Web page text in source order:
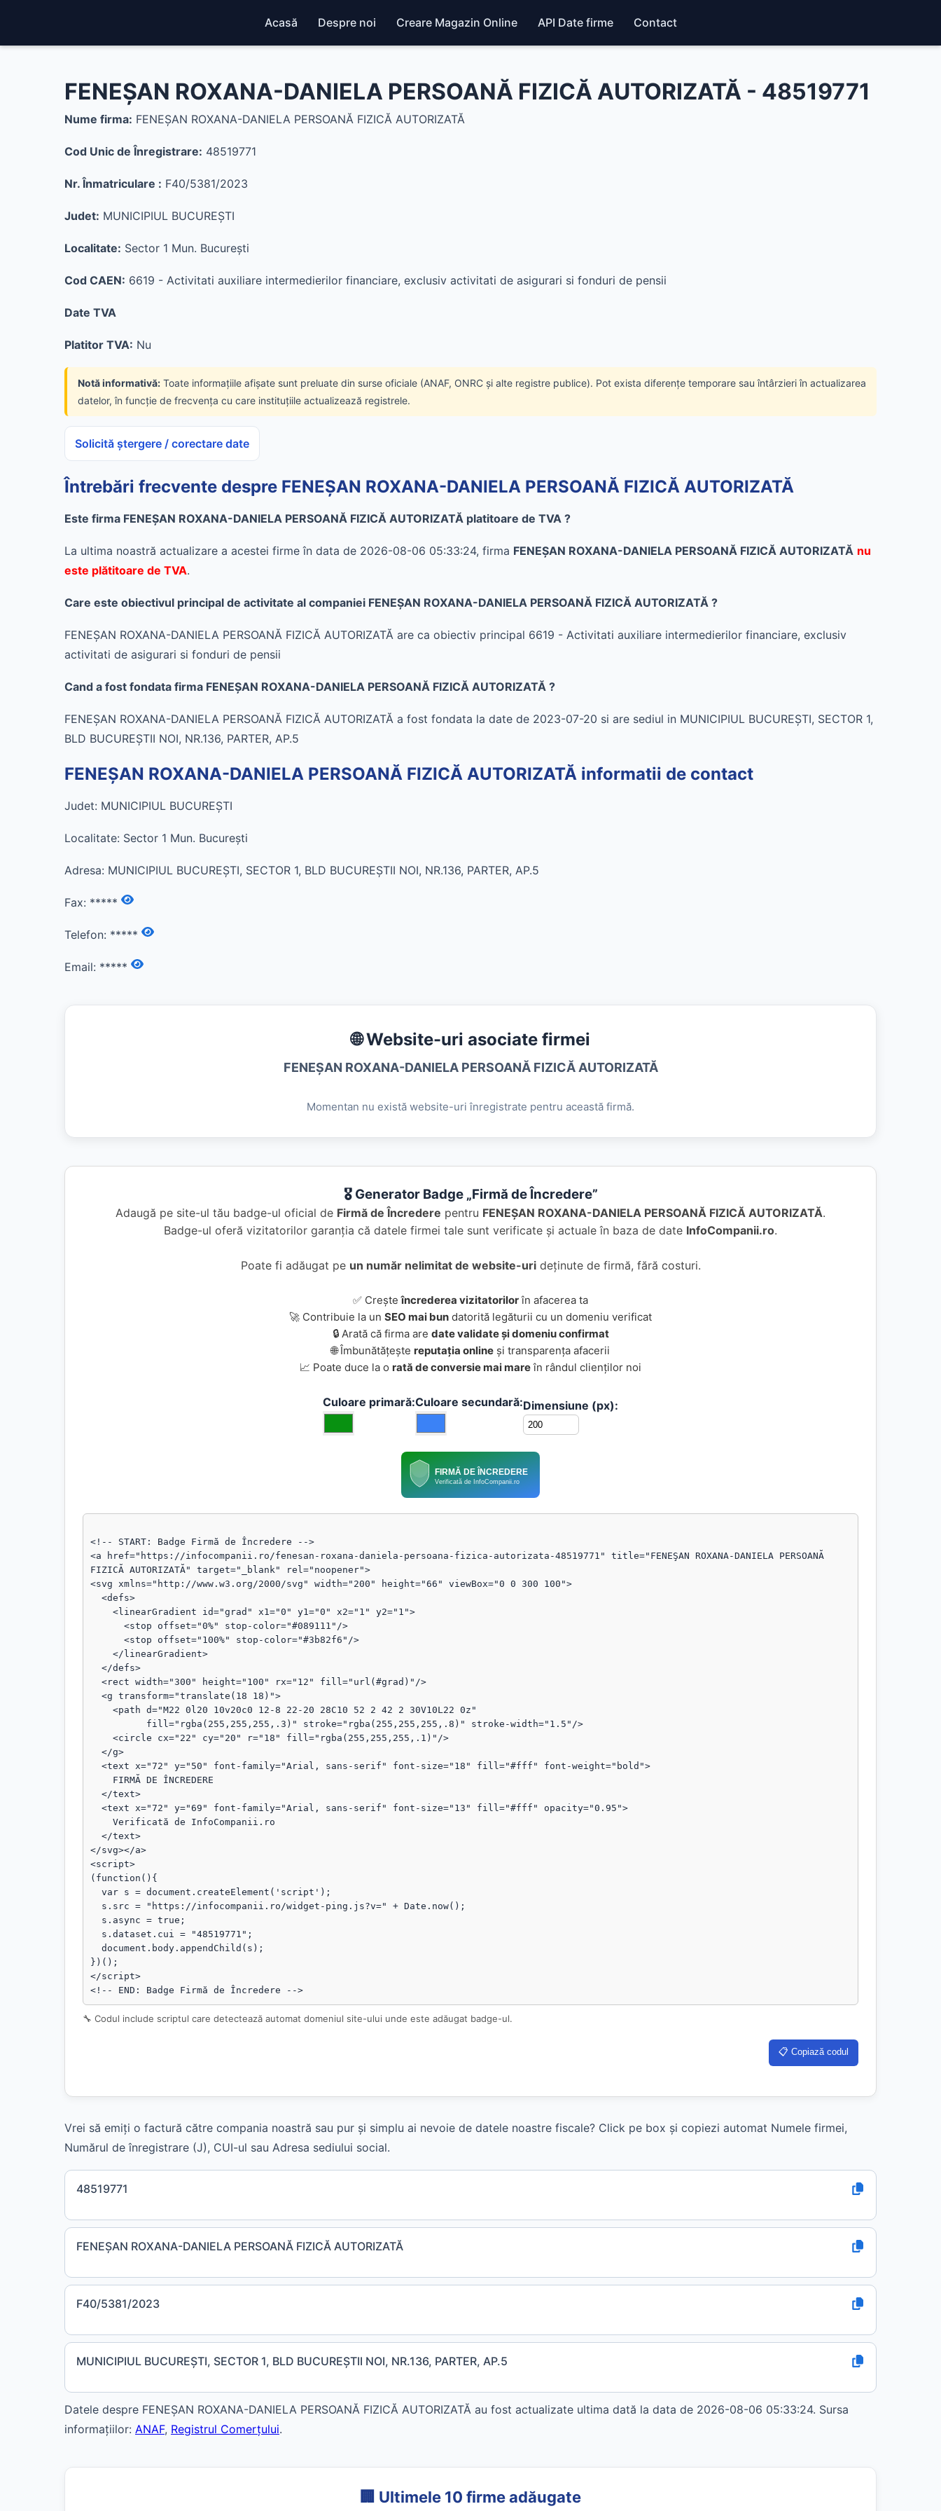
Acasă Despre noi Creare Magazin Online API Date firme Contact
FENEŞAN ROXANA-DANIELA PERSOANĂ FIZICĂ AUTORIZATĂ - 48519771
Nume firma: FENEŞAN ROXANA-DANIELA PERSOANĂ FIZICĂ AUTORIZATĂ
Cod Unic de Înregistrare: 48519771
Nr. Înmatriculare : F40/5381/2023
Judet: MUNICIPIUL BUCUREŞTI
Localitate: Sector 1 Mun. Bucureşti
Cod CAEN: 6619 - Activitati auxiliare intermedierilor financiare, exclusiv activitati de asigurari si fonduri de pensii
Date TVA
Platitor TVA: Nu
Notă informativă: Toate informațiile afișate sunt preluate din surse oficiale (ANAF, ONRC și alte registre publice). Pot exista diferențe temporare sau întârzieri în actualizarea
datelor, în funcție de frecvența cu care instituțiile actualizează registrele.
Solicită ștergere / corectare date
Întrebări frecvente despre FENEŞAN ROXANA-DANIELA PERSOANĂ FIZICĂ AUTORIZATĂ
Este firma FENEŞAN ROXANA-DANIELA PERSOANĂ FIZICĂ AUTORIZATĂ platitoare de TVA ?
La ultima noastră actualizare a acestei firme în data de 2026-08-06 05:33:24, firma FENEŞAN ROXANA-DANIELA PERSOANĂ FIZICĂ AUTORIZATĂ nu
este plătitoare de TVA.
Care este obiectivul principal de activitate al companiei FENEŞAN ROXANA-DANIELA PERSOANĂ FIZICĂ AUTORIZATĂ ?
FENEŞAN ROXANA-DANIELA PERSOANĂ FIZICĂ AUTORIZATĂ are ca obiectiv principal 6619 - Activitati auxiliare intermedierilor financiare, exclusiv
activitati de asigurari si fonduri de pensii
Cand a fost fondata firma FENEŞAN ROXANA-DANIELA PERSOANĂ FIZICĂ AUTORIZATĂ ?
FENEŞAN ROXANA-DANIELA PERSOANĂ FIZICĂ AUTORIZATĂ a fost fondata la date de 2023-07-20 si are sediul in MUNICIPIUL BUCUREŞTI, SECTOR 1,
BLD BUCUREŞTII NOI, NR.136, PARTER, AP.5
FENEŞAN ROXANA-DANIELA PERSOANĂ FIZICĂ AUTORIZATĂ informatii de contact
Judet: MUNICIPIUL BUCUREŞTI
Localitate: Sector 1 Mun. Bucureşti
Adresa: MUNICIPIUL BUCUREŞTI, SECTOR 1, BLD BUCUREŞTII NOI, NR.136, PARTER, AP.5
Fax: *****
Telefon: *****
Email: *****
🌐 Website-uri asociate firmei
FENEŞAN ROXANA-DANIELA PERSOANĂ FIZICĂ AUTORIZATĂ
Momentan nu există website-uri înregistrate pentru această firmă.
🎖️ Generator Badge „Firmă de Încredere”
Adaugă pe site-ul tău badge-ul oficial de Firmă de Încredere pentru FENEŞAN ROXANA-DANIELA PERSOANĂ FIZICĂ AUTORIZATĂ.
Badge-ul oferă vizitatorilor garanția că datele firmei tale sunt verificate și actuale în baza de date InfoCompanii.ro.
Poate fi adăugat pe un număr nelimitat de website-urideținute de firmă, fără costuri.
✅ Creșteîncrederea vizitatorilorîn afacerea ta
🚀 Contribuie la un SEO mai bun datorită legăturii cu un domeniu verificat
🔒 Arată că firma are date validate și domeniu confirmat
🌐 Îmbunătățește reputația online și transparența afacerii
📈 Poate duce la o rată de conversie mai mareîn rândul clienților noi
Culoare primară:Culoare secundară:Dimensiune (px):
FIRMĂ DE ÎNCREDERE
Verificată de InfoCompanii.ro
<!-- START: Badge Firmă de Încredere -->
<a href="https://infocompanii.ro/fenesan-roxana-daniela-persoana-fizica-autorizata-48519771" title="FENEŞAN ROXANA-DANIELA PERSOANĂ
FIZICĂ AUTORIZATĂ" target="_blank" rel="noopener">
<svg xmlns="http://www.w3.org/2000/svg" width="200" height="66" viewBox="0 0 300 100">
</svg></a>
<script>
(function(){
})();
</script>
<!-- END: Badge Firmă de Încredere -->
🔧 Codul include scriptul care detectează automat domeniul site-ului unde este adăugat badge-ul.
📋 Copiază codul
Vrei să emiți o factură către compania noastră sau pur și simplu ai nevoie de datele noastre fiscale? Click pe box și copiezi automat Numele firmei,
Numărul de înregistrare (J), CUI-ul sau Adresa sediului social.
48519771
FENEŞAN ROXANA-DANIELA PERSOANĂ FIZICĂ AUTORIZATĂ
F40/5381/2023
MUNICIPIUL BUCUREŞTI, SECTOR 1, BLD BUCUREŞTII NOI, NR.136, PARTER, AP.5
Datele despre FENEŞAN ROXANA-DANIELA PERSOANĂ FIZICĂ AUTORIZATĂ au fost actualizate ultima dată la data de 2026-08-06 05:33:24. Sursa
informațiilor: ANAF, Registrul Comerțului.
🏢 Ultimele 10 firme adăugate